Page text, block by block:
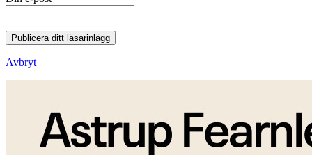
Publicera ditt läsarinlägg
Avbryt